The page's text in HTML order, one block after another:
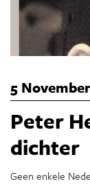
5
Peter
dichter
Geen enkele